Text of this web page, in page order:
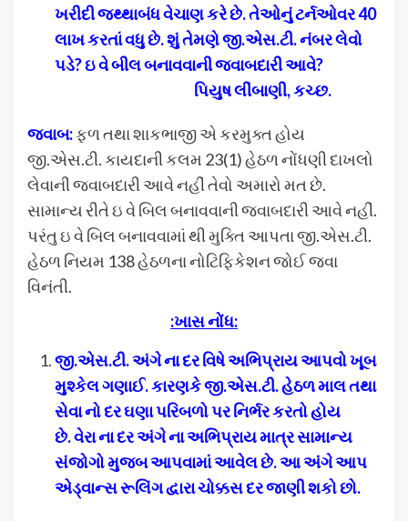
ખરીદી જથ્થાબંધ વેચાણ કરે છે. તેઓનું ટર્નઓવર 40
લાખ કરતાં વધુ છે. શું તેમણે જી.એસ.ટી. નંબર લેવો
પડે? ઇ વે બીલ બનાવવાની જવાબદારી આવે?
પિયુષ લીંબાણી, કચ્છ.
જવાબ:ફળ તથા શાકભાજી એ કરમુક્ત હોય
જી.એસ.ટી. કાયદાની કલમ 23(1) હેઠળ નોંધણી દાખલો
લેવાની જવાબદારી આવે નહીં તેવો અમારો મત છે.
સામાન્ય રીતે ઇ વે બિલ બનાવવાની જવાબદારી આવે નહીં.
પરંતુ ઇ વે બિલ બનાવવામાં થી મુક્તિ આપતા જી.એસ.ટી.
હેઠળ નિયમ 138 હેઠળના નોટિફિકેશન જોઈ જવા
વિનંતી.
:ખાસ નોંધ:
જી.એસ.ટી.અંગે ના દર વિષે અભિપ્રાય આપવો ખૂબ
મુશ્કેલ ગણાઈ.કારણકે જી.એસ.ટી.હેઠળ માલ તથા
સેવા નો દર ઘણા પરિબળો પર નિર્ભર કરતો હોય
છે.વેરા ના દર અંગે ના અભિપ્રાય માત્ર સામાન્ય
સંજોગો મુજબ આપવામાં આવેલ છે.આ અંગે આપ
એડ્વાન્સ રૂલિંગ દ્વારા ચોક્કસ દર જાણી શકો છો.